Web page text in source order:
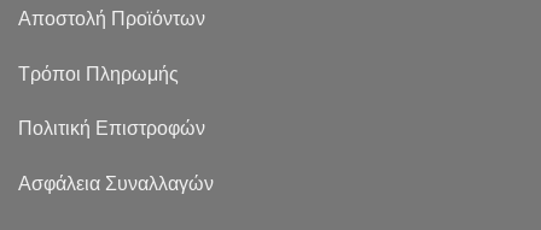
Αποστολή Προϊόντων
Τρόποι Πληρωμής
Πολιτική Επιστροφών
Ασφάλεια Συναλλαγών